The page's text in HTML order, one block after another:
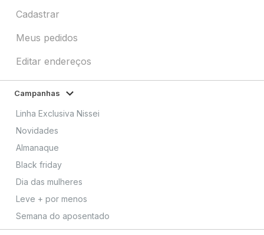
Cadastrar
Meus pedidos
Editar endereços
Campanhas
Linha Exclusiva Nissei
Novidades
Almanaque
Black friday
Dia das mulheres
Leve + por menos
Semana do aposentado